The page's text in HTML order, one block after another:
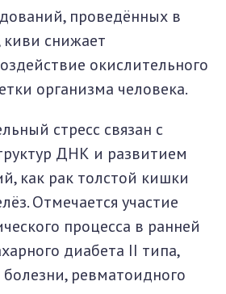
проведённых в
снижает
окислительного
организма человека.
стресс связан с
ДНК и развитием
как рак толстой кишки
Отмечается участие
процесса в ранней
диабета II типа,
ревматоидного